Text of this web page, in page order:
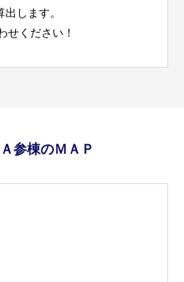
します。
せください！
参棟のＭＡＰ